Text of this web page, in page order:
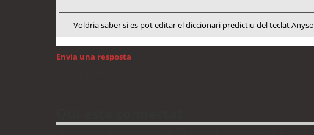
Voldria saber si es pot editar el diccionari predictiu del teclat
Envia una resposta